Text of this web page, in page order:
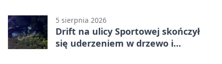
5 sierpnia 2026
Drift na ulicy Sportowej skończył
się uderzeniem w drzewo i